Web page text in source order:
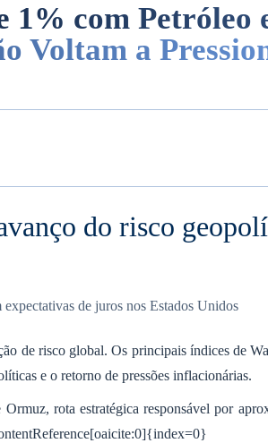
1% com Petróleo
Voltam a
do risco
de juros nos Estados Unidos
de risco global. Os principais índices de
e o retorno de pressões inflacionárias.
rota estratégica responsável por